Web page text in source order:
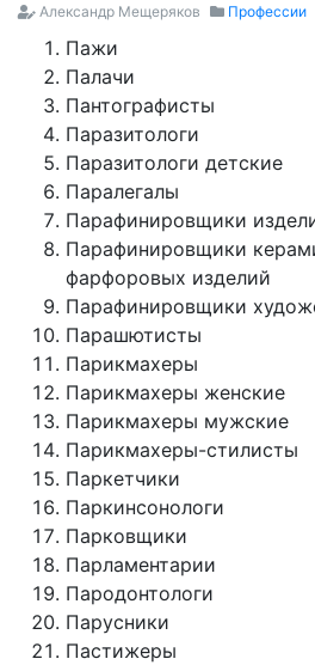
Александр Мещеряков
Профессии
Пажи
Палачи
Пантографисты
Паразитологи
Паразитологи детские
Паралегалы
Парафинировщики
Парафинировщики
фарфоровых изделий
Парафинировщики
Парашютисты
Парикмахеры
Парикмахеры женские
Парикмахеры мужские
Парикмахеры-стилисты
Паркетчики
Паркинсонологи
Парковщики
Парламентарии
Пародонтологи
Парусники
Пастижеры